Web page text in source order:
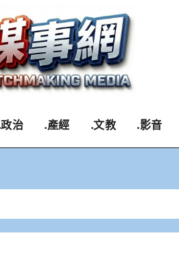
治 .產經 .文教 .影音